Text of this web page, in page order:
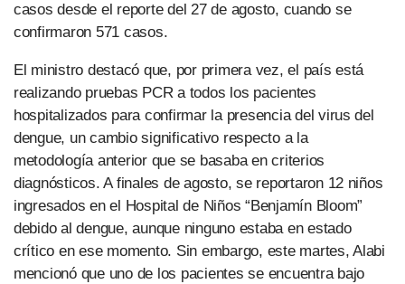
casos desde el reporte del 27 de agosto, cuando se
confirmaron 571 casos.
El ministro destacó que, por primera vez, el país está
realizando pruebas PCR a todos los pacientes
hospitalizados para confirmar la presencia del virus del
dengue, un cambio significativo respecto a la
metodología anterior que se basaba en criterios
diagnósticos. A finales de agosto, se reportaron 12 niños
ingresados en el Hospital de Niños “Benjamín Bloom”
debido al dengue, aunque ninguno estaba en estado
crítico en ese momento. Sin embargo, este martes, Alabi
mencionó que uno de los pacientes se encuentra bajo